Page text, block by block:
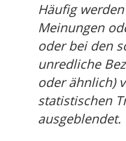
Häufig
Meinungen
oder bei den
unredliche
oder ähnlich)
statistischen
ausgeblendet.